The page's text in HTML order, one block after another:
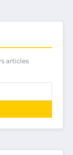
articles